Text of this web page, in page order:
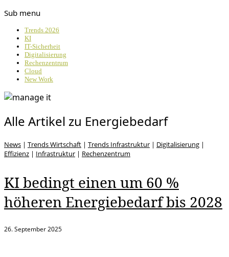
Sub menu
Trends 2026
KI
IT-Sicherheit
Digitalisierung
Rechenzentrum
Cloud
New Work
Alle Artikel zu Energiebedarf
News | Trends Wirtschaft | Trends Infrastruktur | Digitalisierung |
Effizienz | Infrastruktur | Rechenzentrum
KI bedingt einen um 60 %
höheren Energiebedarf bis 2028
26. September 2025